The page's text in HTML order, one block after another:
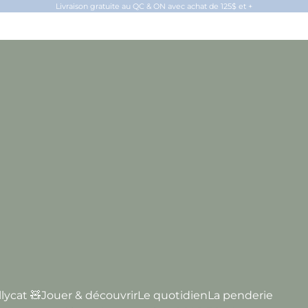
Livraison gratuite au QC & ON avec achat de 125$ et +
🧸Jouer & découvrirLe quotidienLa penderie